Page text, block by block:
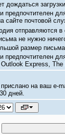
дождаться
предпочтителен
сайте почтовой
отправляются
не нужно
размер письма
предпочтителен
Express, The
на ваш e-
дней.